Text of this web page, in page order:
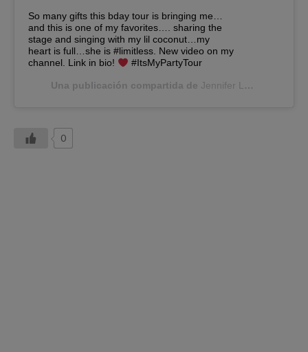
So many gifts this bday tour is bringing me…
and this is one of my favorites…. sharing the
stage and singing with my lil coconut…my
heart is full…she is #limitless. New video on my
channel. Link in bio!
#ItsMyPartyTour
Una publicación compartida de Jennifer Lopez
0